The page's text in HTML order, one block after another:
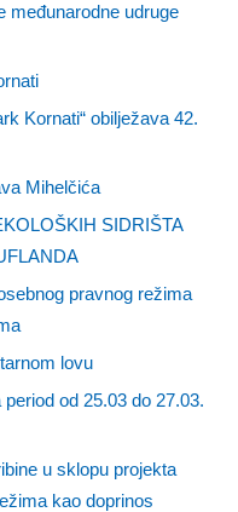
međunarodne udruge
Kornati“ obilježava 42.
Mihelčića
SIDRIŠTA
pravnog režima
lovu
od 25.03 do 27.03.
u sklopu projekta
kao doprinos